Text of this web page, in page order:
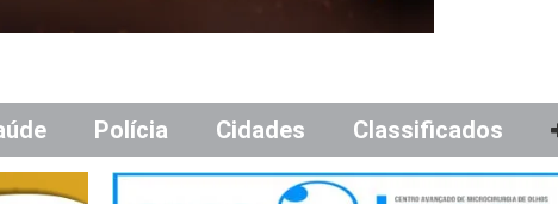
Polícia Cidades Classificados